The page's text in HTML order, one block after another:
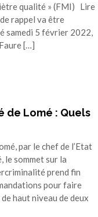
qualité » (FMI) Lire
rappel va être
samedi 5 février 2022,
[…]
de Lomé : Quels
par le chef de l’Etat
le sommet sur la
prend fin
pour faire
haut niveau de deux